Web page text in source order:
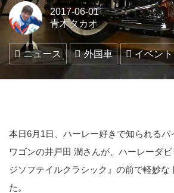
2017-06-01
青木タカオ
ニュース 外国車 イベント
本日6月1日、ハーレー好きで知られるバ
ワゴンの井戸田 潤さんが、ハーレーダ
ジソフテイルクラシック』の前で軽妙な
た。